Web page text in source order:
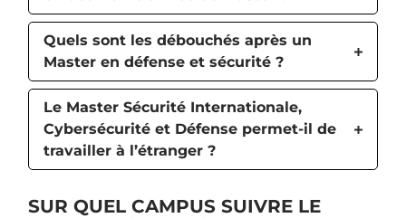
Quels sont les débouchés après un
Master en défense et sécurité ?
Le Master Sécurité Internationale,
Cybersécurité et Défense permet-il de
travailler à l’étranger ?
SUR QUEL CAMPUS SUIVRE LE